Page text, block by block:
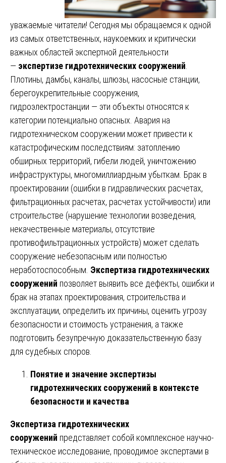
уважаемые читатели! Сегодня мы обращаемся к одной
из самых ответственных, наукоемких и критически
важных областей экспертной деятельности
— экспертизе гидротехнических сооружений
Плотины, дамбы, каналы, шлюзы, насосные станции,
берегоукрепительные сооружения,
гидроэлектростанции — эти объекты относятся к
категории потенциально опасных. Авария на
гидротехническом сооружении может привести к
катастрофическим последствиям: затоплению
обширных территорий, гибели людей, уничтожению
инфраструктуры, многомиллиардным убыткам. Брак в
проектировании (ошибки в гидравлических расчетах,
фильтрационных расчетах, расчетах устойчивости) или
строительстве (нарушение технологии возведения,
некачественные материалы, отсутствие
противофильтрационных устройств) может сделать
сооружение небезопасным или полностью
неработоспособным. Экспертиза гидротехнических
сооружений позволяет выявить все дефекты, ошибки и
брак на этапах проектирования, строительства и
эксплуатации, определить их причины, оценить угрозу
безопасности и стоимость устранения, а также
подготовить безупречную доказательственную базу
для судебных споров.
Понятие и значение экспертизы
гидротехнических сооружений в контексте
безопасности и качества
Экспертиза гидротехнических
сооружений представляет собой комплексное научно-
техническое исследование, проводимое экспертами в